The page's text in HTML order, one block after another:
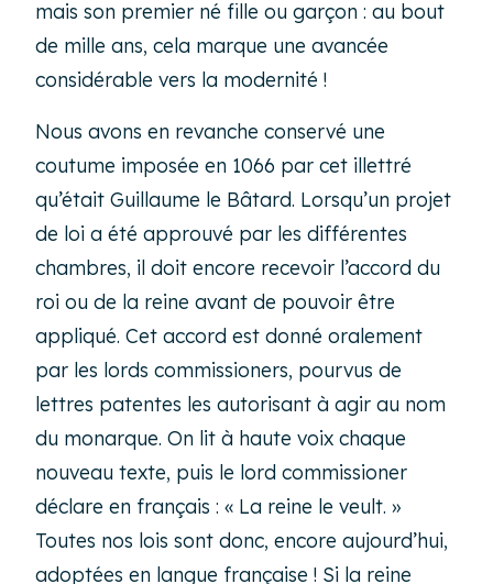
mais son premier né fille ou garçon : au bout
de mille ans, cela marque une avancée
considérable vers la modernité !
Nous avons en revanche conservé une
coutume imposée en 1066 par cet illettré
qu’était Guillaume le Bâtard. Lorsqu’un projet
de loi a été approuvé par les différentes
chambres, il doit encore recevoir l’accord du
roi ou de la reine avant de pouvoir être
appliqué. Cet accord est donné oralement
par les lords commissioners, pourvus de
lettres patentes les autorisant à agir au nom
du monarque. On lit à haute voix chaque
nouveau texte, puis le lord commissioner
déclare en français : « La reine le veult. »
Toutes nos lois sont donc, encore aujourd’hui,
adoptées en langue française ! Si la reine